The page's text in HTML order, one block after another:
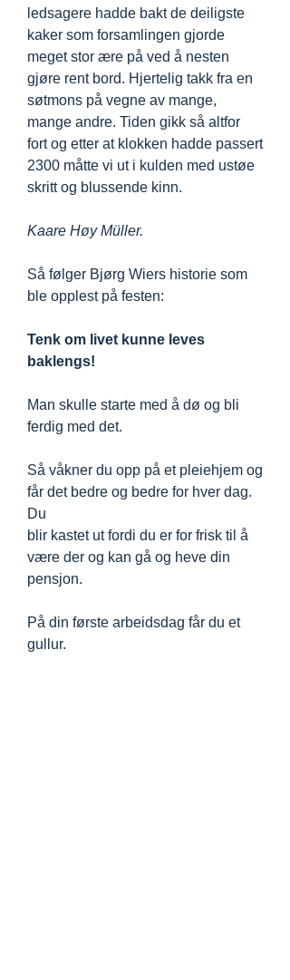
ledsagere hadde bakt de deiligste
kaker som forsamlingen gjorde
meget stor ære på ved å nesten
gjøre rent bord. Hjertelig takk fra en
søtmons på vegne av mange,
mange andre. Tiden gikk så altfor
fort og etter at klokken hadde passert
2300 måtte vi ut i kulden med ustøe
skritt og blussende kinn.
Kaare Høy Müller.
Så følger Bjørg Wiers historie som
ble opplest på festen:
Tenk om livet kunne leves
baklengs!
Man skulle starte med å dø og bli
ferdig med det.
Så våkner du opp på et pleiehjem og
får det bedre og bedre for hver dag.
Du
blir kastet ut fordi du er for frisk til å
være der og kan gå og heve din
pensjon.
På din første arbeidsdag får du et
gullur.